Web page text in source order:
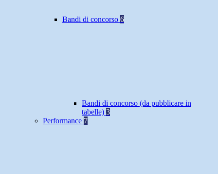
Bandi di concorso 6
Bandi di concorso (da pubblicare in
tabelle) 3
Performance 7